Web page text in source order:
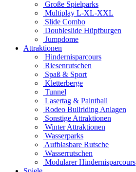
Große Spielparks
Multiplay L-XL-XXL
Slide Combo
Doubleslide Hüpfburgen
Jumpdome
Attraktionen
Hindernisparcours
Riesenrutschen
Spaß & Sport
Kletterberge
Tunnel
Lasertag & Paintball
Rodeo Bullriding Anlagen
Sonstige Attraktionen
Winter Attraktionen
Wasserparks
Aufblasbare Rutsche
Wasserrutschen
Modularer Hindernisparcours